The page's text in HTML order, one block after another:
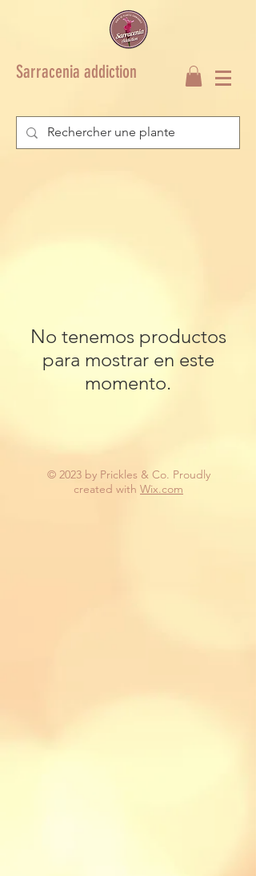
Sarracenia addiction
No tenemos productos
para mostrar en este
momento.
© 2023 by Prickles & Co. Proudly
created with Wix.com